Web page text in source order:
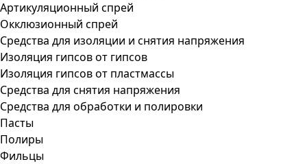
Артикуляционный спрей
Окклюзионный спрей
Средства для изоляции и снятия напряжения
Изоляция гипсов от гипсов
Изоляция гипсов от пластмассы
Средства для снятия напряжения
Средства для обработки и полировки
Пасты
Полиры
Фильцы